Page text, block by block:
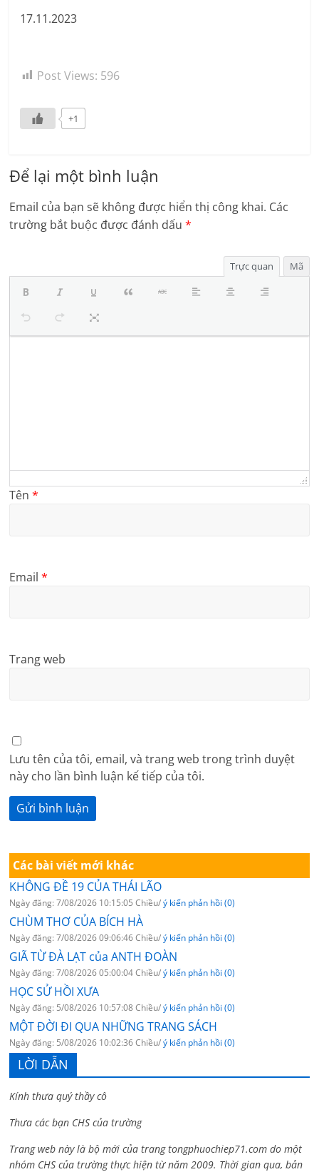
17.11.2023
Post Views: 596
+1
Để lại một bình luận
Email của bạn sẽ không được hiển thị công khai. Các
trường bắt buộc được đánh dấu*
Trực quan Mã
Tên*
Email*
Trang web
Lưu tên của tôi, email, và trang web trong trình duyệt
này cho lần bình luận kế tiếp của tôi.
Các bài viết mới khác
KHÔNG ĐỀ 19 CỦA THÁI LÃO
Ngày đăng: 7/08/2026 10:15:05 Chiều/ý kiến phản hồi (0)
CHÙM THƠ CỦA BÍCH HÀ
Ngày đăng: 7/08/2026 09:06:46 Chiều/ý kiến phản hồi (0)
GIÃ TỪ ĐÀ LẠT của ANTH ĐOÀN
Ngày đăng: 7/08/2026 05:00:04 Chiều/ý kiến phản hồi (0)
HỌC SỬ HỒI XƯA
Ngày đăng: 5/08/2026 10:57:08 Chiều/ý kiến phản hồi (0)
MỘT ĐỜI ĐI QUA NHỮNG TRANG SÁCH
Ngày đăng: 5/08/2026 10:02:36 Chiều/ý kiến phản hồi (0)
LỜI DẪN
Kính thưa quý thầy cô
Thưa các bạn CHS của trường
Trang web này là bộ mới của trang tongphuochiep71.com do một
nhóm CHS của trường thực hiện từ năm 2009. Thời gian qua, bản